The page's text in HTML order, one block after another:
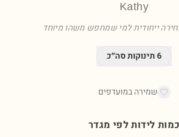
Kathy
ייחודית למי שמחפש משהו מיוחד
6תינוקות סה״כ
שמירה במועדפים
כמות לידות לפי מגדר